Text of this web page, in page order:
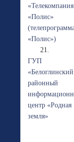
«Телекомпания
«Полис»
«Полис»)
21.
ГУП
«Белоглинский
районный
центр «Родная
земля»